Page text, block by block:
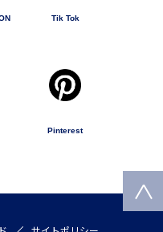
Tik Tok
Pinterest